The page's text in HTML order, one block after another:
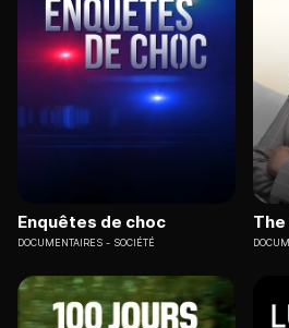
Enquêtes de choc
DOCUMENTAIRES SOCIÉTÉ
The